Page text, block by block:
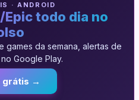
· ANDROID
todo dia no
da semana, alertas de
Google Play.
grátis →